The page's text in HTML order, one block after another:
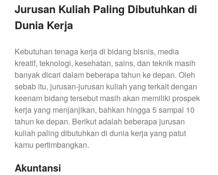
Jurusan Kuliah Paling Dibutuhkan di
Dunia Kerja
Kebutuhan tenaga kerja di bidang bisnis, media
kreatif, teknologi, kesehatan, sains, dan teknik masih
banyak dicari dalam beberapa tahun ke depan. Oleh
sebab itu, jurusan-jurusan kuliah yang terkait dengan
keenam bidang tersebut masih akan memiliki prospek
kerja yang menjanjikan, bahkan hingga 5 sampai 10
tahun ke depan. Berikut adalah beberapa jurusan
kuliah paling dibutuhkan di dunia kerja yang patut
kamu pertimbangkan.
Akuntansi